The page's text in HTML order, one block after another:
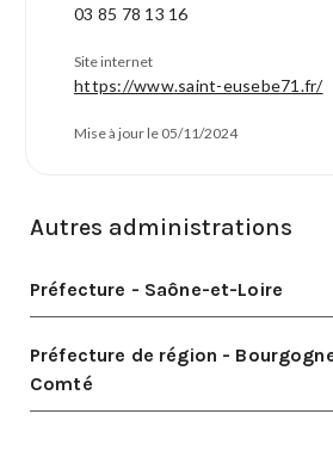
03 85 78 13 16
Site internet
https://www.saint-eusebe71.fr/
Mise à jour le 05/11/2024
Autres administrations
Préfecture - Saône-et-Loire
Préfecture de région -
Comté